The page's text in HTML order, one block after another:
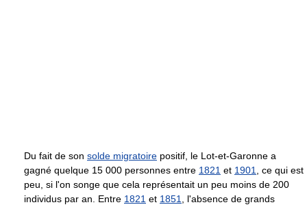
Du fait de son solde migratoire positif, le Lot-et-Garonne a
gagné quelque 15 000 personnes entre 1821 et 1901, ce qui est
peu, si l'on songe que cela représentait un peu moins de 200
individus par an. Entre 1821 et 1851, l'absence de grands